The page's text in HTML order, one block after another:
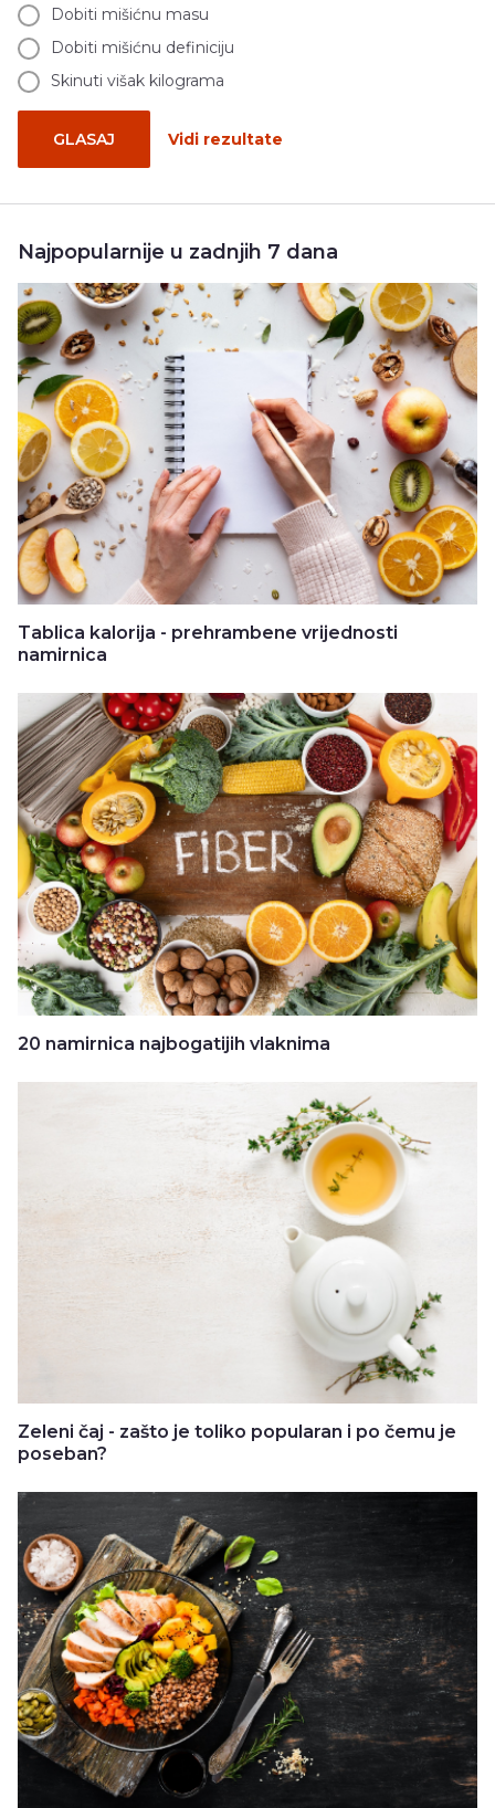
Dobiti mišićnu masu
Dobiti mišićnu definiciju
Skinuti višak kilograma
GLASAJ Vidi rezultate
Najpopularnije u zadnjih 7 dana
Tablica kalorija - prehrambene vrijednosti
namirnica
20 namirnica najbogatijih vlaknima
Zeleni čaj - zašto je toliko popularan i po čemu je
poseban?